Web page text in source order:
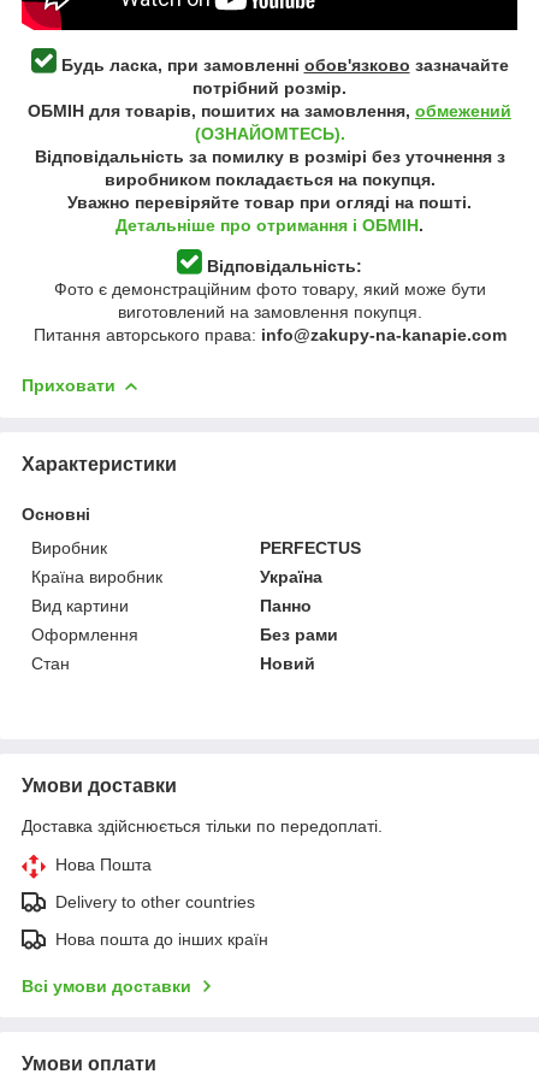
Будь ласка, при замовленні обов'язково зазначайте
потрібний розмір.
ОБМІН для товарів, пошитих на замовлення, обмежений
(ОЗНАЙОМТЕСЬ).
Відповідальність за помилку в розмірі без уточнення з
виробником покладається на покупця.
Уважно перевіряйте товар при огляді на пошті.
Детальніше про отримання і ОБМІН.
Відповідальність:
Фото є демонстраційним фото товару, який може бути
виготовлений на замовлення покупця.
Питання авторського права: info@zakupy-na-kanapie.com
Приховати
Характеристики
Основні
Виробник
PERFECTUS
Країна виробник
Україна
Вид картини
Панно
Оформлення
Без рами
Стан
Новий
Умови доставки
Доставка здійснюється тільки по передоплаті.
Нова Пошта
Delivery to other countries
Нова пошта до інших країн
Всі умови доставки
Умови оплати